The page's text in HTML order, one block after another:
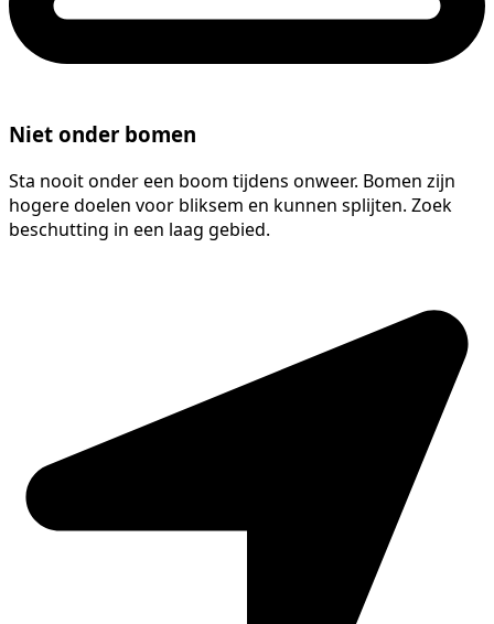
Niet onder bomen
Sta nooit onder een boom tijdens onweer. Bomen zijn
hogere doelen voor bliksem en kunnen splijten. Zoek
beschutting in een laag gebied.